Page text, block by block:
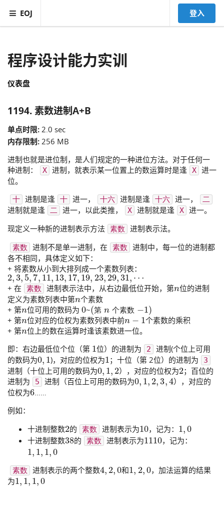
EOJ 登入
程序设计能力实训
仪表盘
1194. 素数进制A+B
单点时限: 2.0 sec
内存限制: 256 MB
进制也就是进位制，是人们规定的一种进位方法。对于任何一
种进制：
X 进制，就表示某一位置上的数运算时是逢 X 进一
位。
十 进制是逢 十 进一， 十六 进制是逢 十六 进一， 二
进制就是逢 二 进一，以此类推， X 进制就是逢 X 进一。
现定义一种新的进制表示方法
素数 进制表示法。
素数 进制不是单一进制，在 素数
进制中，每一位的进制都
各不相同，具体定义如下：
+ 将素数从小到大排列成一个素数列表：
2 ,3,5,7,11,13,17,19,23,29,31,⋯
+ 在 素数 进制表示法中，从右边最低位开始，第 位的进制
定义为素数列表中第n个素数
+ 第n位可用的数码为 0~(第n 个素数
+ 第n位对应的位权为素数列表中前n− 1 个素数的乘积
+ 第n位上的数在运算时逢该素数进一位。
即：右边最低位个位（第 1位）的进制为 2
进制(个位上可用
的数码为0,1)，对应的位权为1 ；十位（第 2位）的进制为 3
进制（十位上可用的数码为0,1,2 ），对应的位权为2；百位的
进制为
5 进制（百位上可用的数码为0,1,2,3,4 ），对应的
位权为 6……
例如：
十进制整数2的 素数 进制表示为 10 ，记为： 1 0
十进制整数38的 素数 进制表示为1110，记为：
1 1,1,0
素数 进制表示的两个整数 4 2 0 和 1 2, 0 ，加法运算的结果
为1,1,1,0